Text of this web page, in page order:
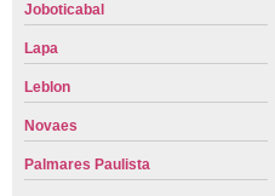
Joboticabal
Lapa
Leblon
Novaes
Palmares Paulista